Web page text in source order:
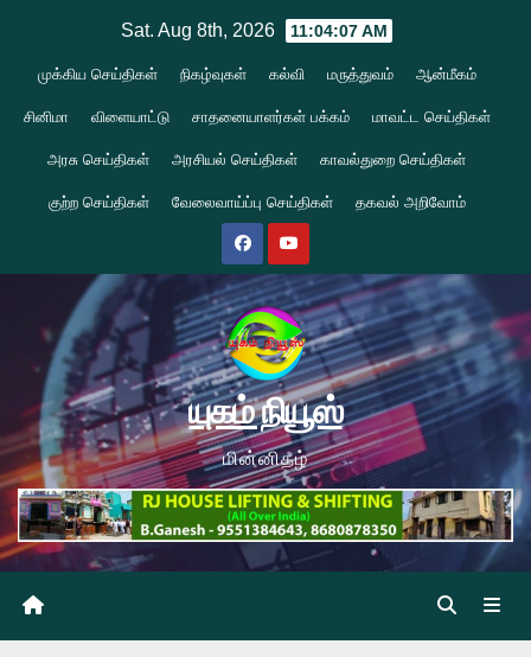
content
Sat. Aug 8th, 2026 11:04:08 AM
முக்கிய செய்திகள் நிகழ்வுகள் கல்வி மருத்துவம் ஆன்மீகம்
சினிமா விளையாட்டு சாதனையாளர்கள் பக்கம் மாவட்ட செய்திகள்
அரசு செய்திகள் அரசியல் செய்திகள் காவல்துறை செய்திகள்
குற்ற செய்திகள் வேலைவாய்ப்பு செய்திகள் தகவல் அறிவோம்
யுகம் நியூஸ்
மின்னிதழ்